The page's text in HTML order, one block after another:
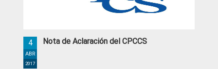
Nota de Aclaración del CPCCS
4
ABR
2017